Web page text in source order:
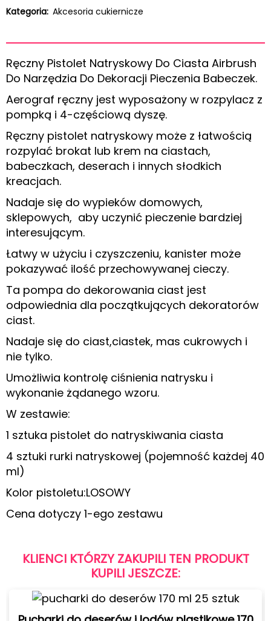
Kategoria: Akcesoria cukiernicze
Ręczny Pistolet Natryskowy Do Ciasta Airbrush
Do Narzędzia Do Dekoracji Pieczenia Babeczek.
Aerograf ręczny jest wyposażony w rozpylacz z
pompką i 4-częściową dyszę.
Ręczny pistolet natryskowy może z łatwością
rozpylać brokat lub krem na ciastach,
babeczkach, deserach i innych słodkich
kreacjach.
Nadaje się do wypieków domowych,
sklepowych, aby uczynić pieczenie bardziej
interesującym.
Łatwy w użyciu i czyszczeniu, kanister może
pokazywać ilość przechowywanej cieczy.
Ta pompa do dekorowania ciast jest
odpowiednia dla początkujących dekoratorów
ciast.
Nadaje się do ciast,ciastek, mas cukrowych i
nie tylko.
Umożliwia kontrolę ciśnienia natrysku i
wykonanie żądanego wzoru.
W zestawie:
1 sztuka pistolet do natryskiwania ciasta
4 sztuki rurki natryskowej (pojemność każdej 40
ml)
Kolor pistoletu:LOSOWY
Cena dotyczy 1-ego zestawu
KLIENCI KTÓRZY ZAKUPILI TEN PRODUKT
KUPILI JESZCZE: